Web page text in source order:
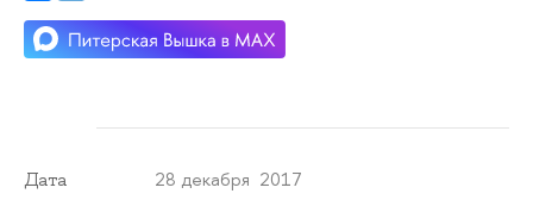
Дата 28 декабря 2017